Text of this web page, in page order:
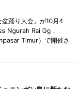
踊り大会」が10月4
Ngurah Rai Gg．
Timur）で開催さ